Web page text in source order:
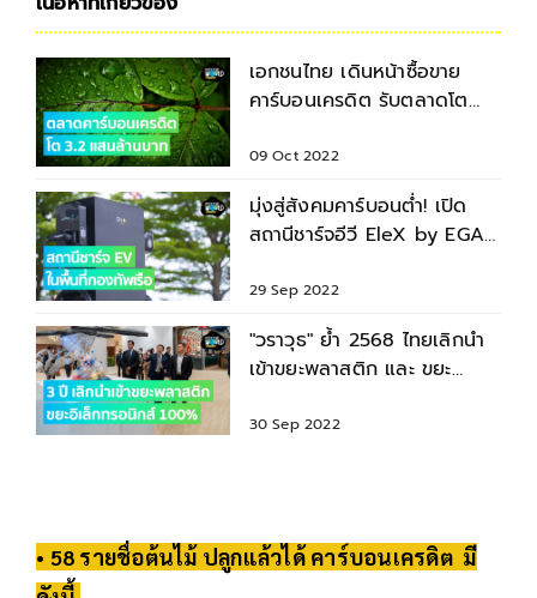
เอกชนไทย เดินหน้าซื้อขาย
คาร์บอนเครดิต รับตลาดโต
09 Oct 2022
มุ่งสู่สังคมคาร์บอนต่ำ! เปิด
สถานีชาร์จอีวี EleX by EGAT
29 Sep 2022
"วราวุธ" ย้ำ 2568 ไทยเลิกนำ
เข้าขยะพลาสติก และ ขยะ
30 Sep 2022
• 58 รายชื่อต้นไม้ ปลูกแล้วได้ คาร์บอนเครดิต มี